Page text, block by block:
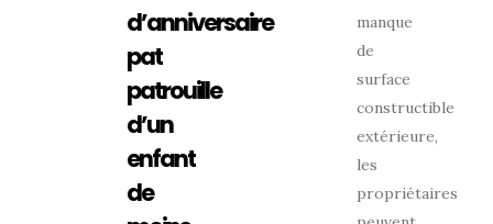
d’anniversaire
pat
patrouille
d’un
enfant
de
manque
de
surface
constructible
extérieure,
les
propriétaires